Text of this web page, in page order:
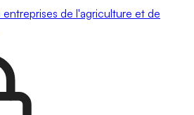
entreprises de l'agriculture et de